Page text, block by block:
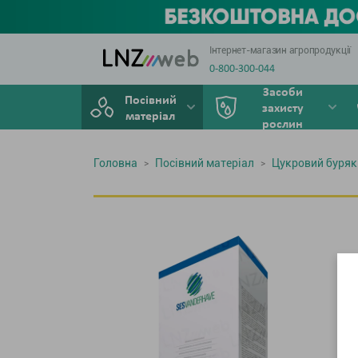
Інтернет-магазин агропродукції
0-800-300-044
Посівний
матеріал
Засоби
захисту
рослин
Головна Посівний матеріал Цукровий буряк